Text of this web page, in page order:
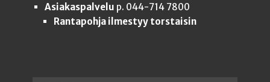
Asiakaspalvelu p. 044-714 7800
Rantapohja ilmestyy torstaisin